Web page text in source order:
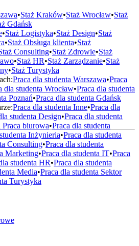
•Staż Kraków•Staż Wrocław•Staż
Gdańsk
•Staż Logistyka•Staż Design•Staż
•Staż Obsługa klienta•Staż
Consulting•Staż Zdrowie•Staż
•Staż HR•Staż Zarządzanie•Staż
•Staż Turystyka
Praca dla studenta Warszawa•Praca
dla studenta Wrocław•Praca dla studenta
Poznań•Praca dla studenta Gdańsk
Praca dla studenta Inne•Praca dla
studenta Design•Praca dla studenta
Praca biurowa•Praca dla studenta
Inżynieria•Praca dla studenta
Consulting•Praca dla studenta
Marketing•Praca dla studenta IT•Praca
studenta HR•Praca dla studenta
Media•Praca dla studenta Sektor
Turystyka